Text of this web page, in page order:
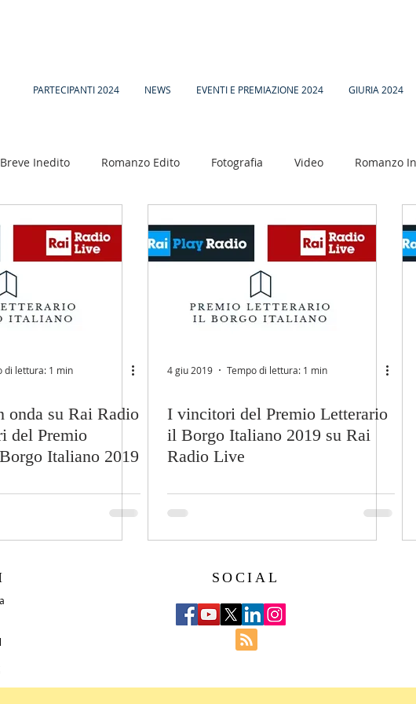
PARTECIPANTI 2024 NEWS EVENTI E PREMIAZIONE 2024 GIURIA 2024
Inedito Romanzo Edito Fotografia Video Romanzo
Inedito 18
di lettura: 1 min
onda su Rai Radio
del Premio
Italiano 2019
4 giu 2019 Tempo di lettura: 1 min
I vincitori del Premio Letterario
il Borgo Italiano 2019 su Rai
Radio Live
SOCIAL